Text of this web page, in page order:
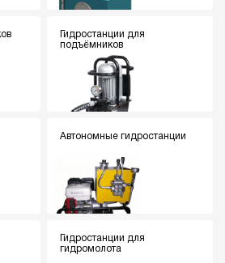
Гидростанции для
подъёмников
Автономные гидростанции
Гидростанции для
гидромолота